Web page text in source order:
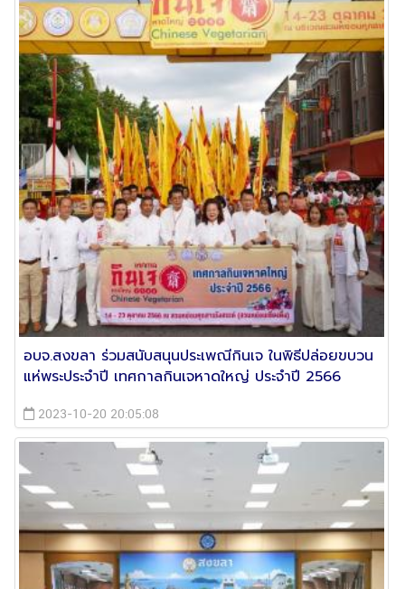
อบจ.สงขลา ร่วมสนับสนุนประเพณีกินเจ ในพิธีปล่อยขบวน
แห่พระประจำปี เทศกาลกินเจหาดใหญ่ ประจำปี 2566
2023-10-20 20:05:08